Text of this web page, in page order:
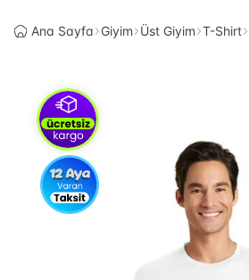
Ana Sayfa Giyim Üst Giyim T-Shirt